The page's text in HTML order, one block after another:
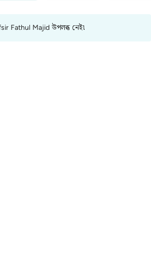
Fathul Majid উপলব্ধ নেই৷